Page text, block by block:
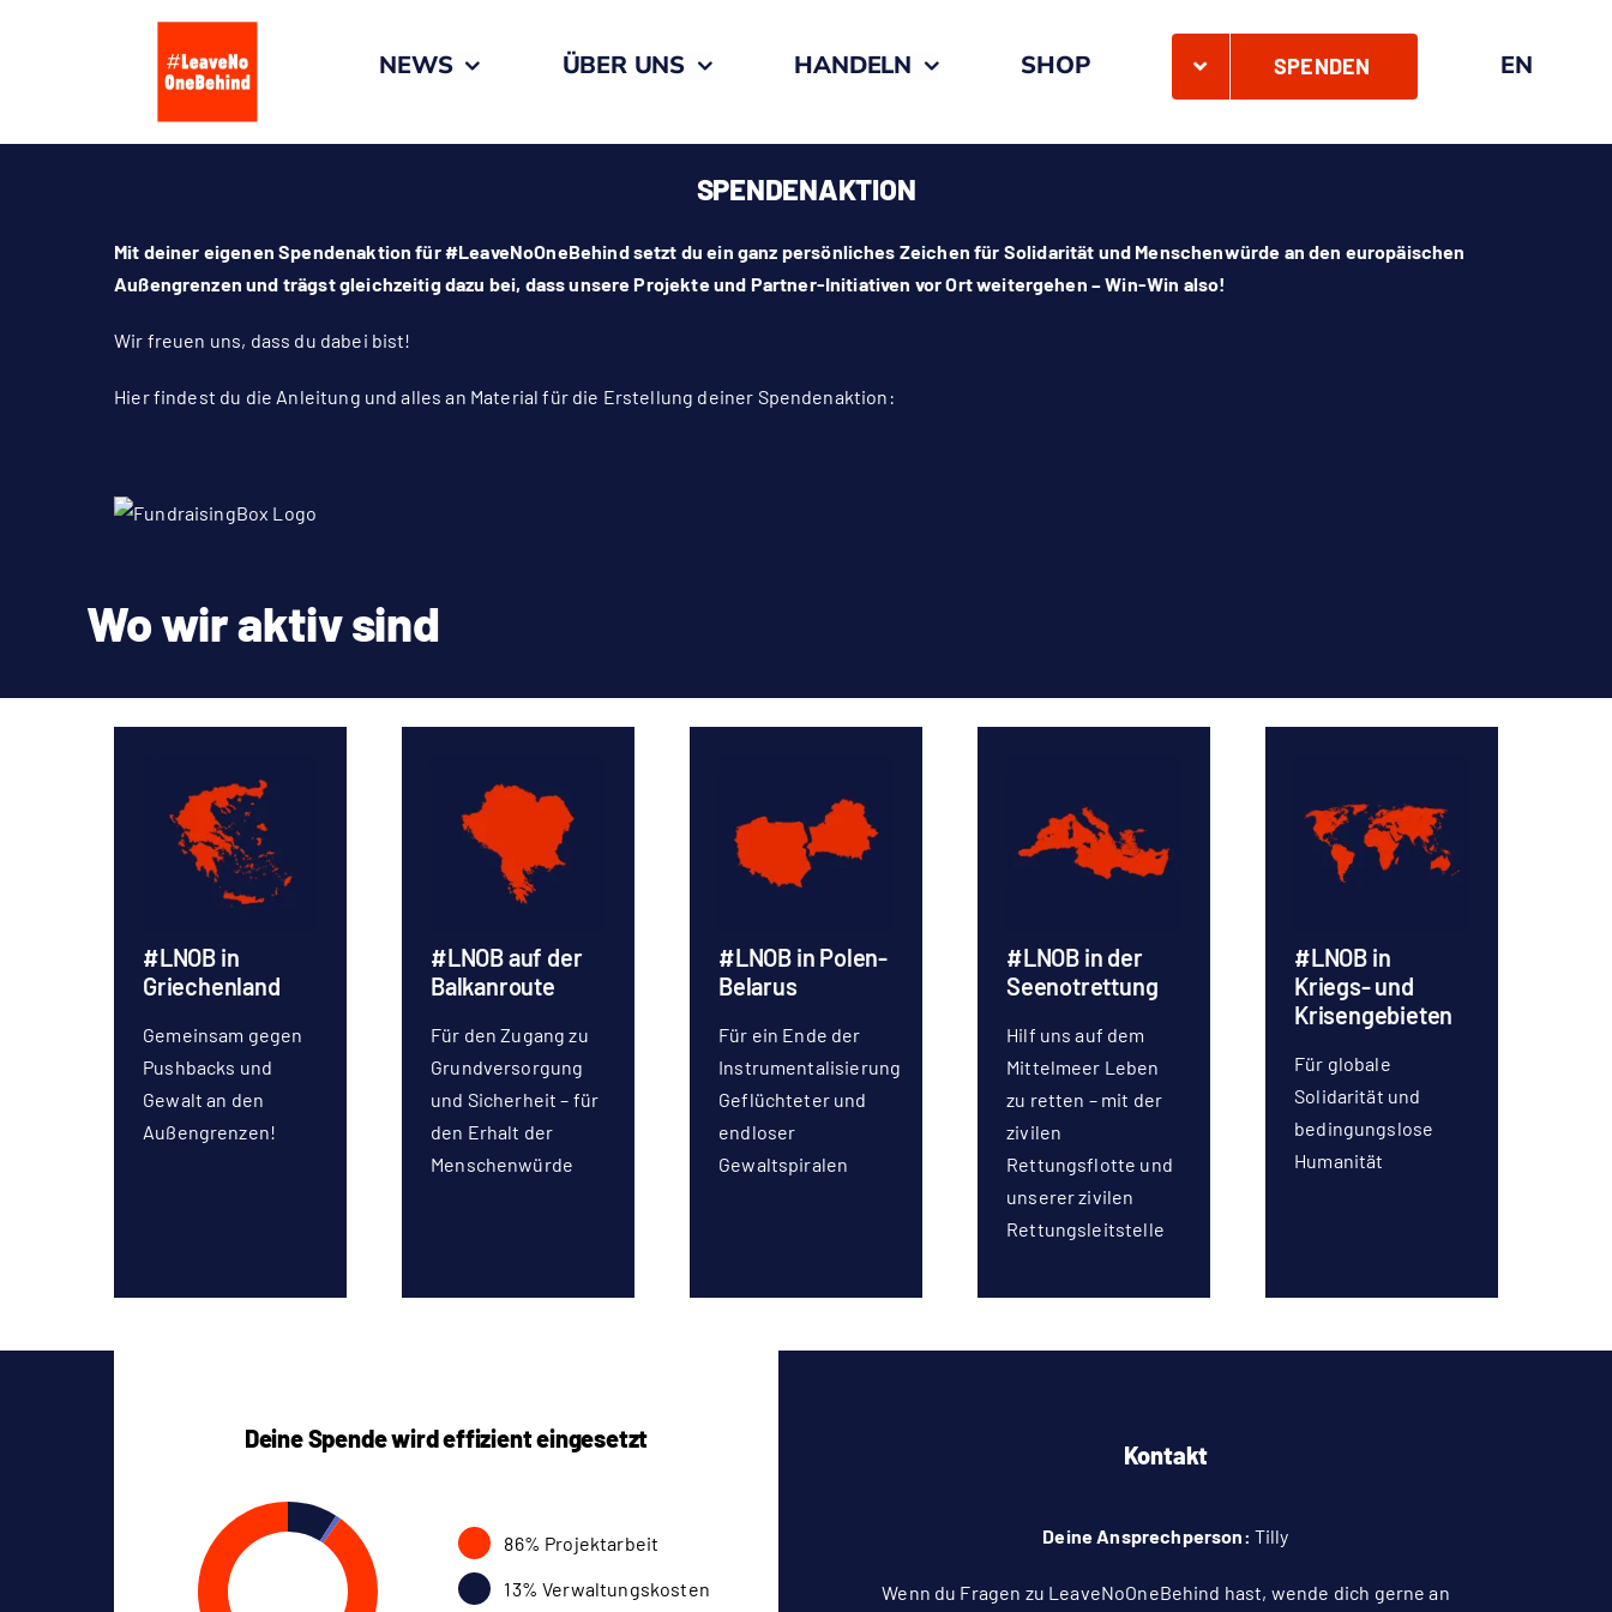
NEWS ÜBER UNS HANDELN SHOP SPENDEN EN
SPENDENAKTION
Mit deiner eigenen Spendenaktion für #LeaveNoOneBehind setzt du ein ganz persönliches Zeichen für Solidarität und Menschenwürde an den europäischen
Außengrenzen und trägst gleichzeitig dazu bei, dass unsere Projekte und Partner-Initiativen vor Ort weitergehen – Win-Win also!
Wir freuen uns, dass du dabei bist!
Hier findest du die Anleitung und alles an Material für die Erstellung deiner Spendenaktion:
Wo wir aktiv sind
#LNOB in
Griechenland
Gemeinsam gegen
Pushbacks und
Gewalt an den
Außengrenzen!
#LNOB auf der
Balkanroute
Für den Zugang zu
Grundversorgung
und Sicherheit – für
den Erhalt der
Menschenwürde
#LNOB in Polen-
Belarus
Für ein Ende der
Instrumentalisierung
Geflüchteter und
endloser
Gewaltspiralen
#LNOB in der
Seenotrettung
Hilf uns auf dem
Mittelmeer Leben
zu retten – mit der
zivilen
Rettungsflotte und
unserer zivilen
Rettungsleitstelle
#LNOB in
Kriegs- und
Krisengebieten
Für globale
Solidarität und
bedingungslose
Humanität
Deine Spende wird effizient eingesetzt
86% Projektarbeit
13% Verwaltungskosten
Kontakt
Deine Ansprechperson: Tilly
Wenn du Fragen zu LeaveNoOneBehind hast, wende dich gerne an